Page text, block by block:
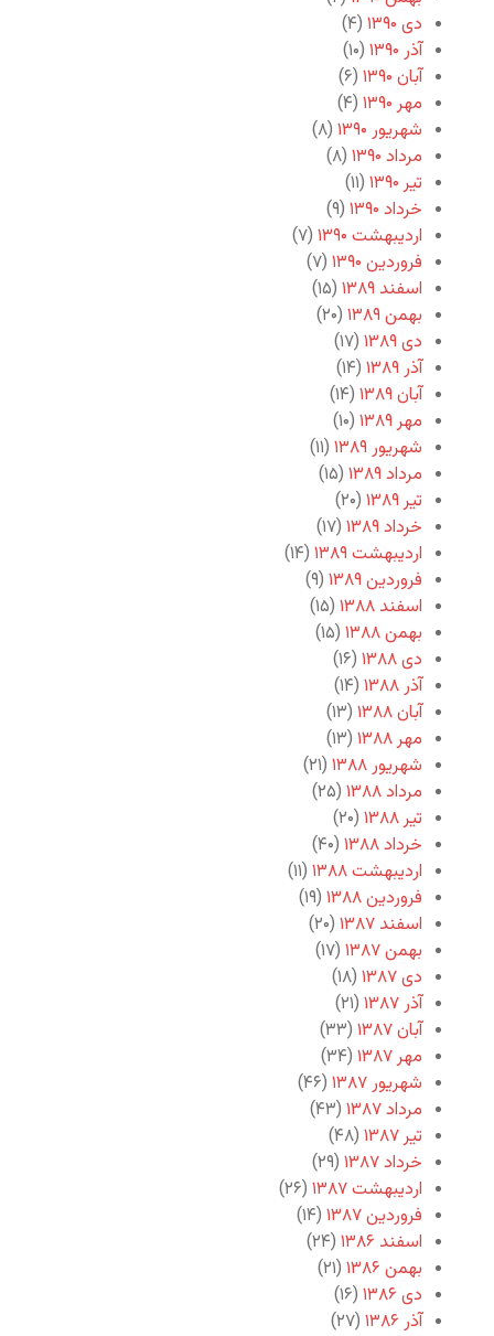
دی ۱۳۹۰
(۴)
آذر ۱۳۹۰
(۱۰)
آبان ۱۳۹۰
(۶)
مهر ۱۳۹۰
(۴)
شهریور ۱۳۹۰
(۸)
مرداد ۱۳۹۰
(۸)
تیر ۱۳۹۰
(۱۱)
خرداد ۱۳۹۰
(۹)
اردیبهشت ۱۳۹۰
(۷)
فروردین ۱۳۹۰
(۷)
اسفند ۱۳۸۹
(۱۵)
بهمن ۱۳۸۹
(۲۰)
دی ۱۳۸۹
(۱۷)
آذر ۱۳۸۹
(۱۴)
آبان ۱۳۸۹
(۱۴)
مهر ۱۳۸۹
(۱۰)
شهریور ۱۳۸۹
(۱۱)
مرداد ۱۳۸۹
(۱۵)
تیر ۱۳۸۹
(۲۰)
خرداد ۱۳۸۹
(۱۷)
اردیبهشت ۱۳۸۹
(۱۴)
فروردین ۱۳۸۹
(۹)
اسفند ۱۳۸۸
(۱۵)
بهمن ۱۳۸۸
(۱۵)
دی ۱۳۸۸
(۱۶)
آذر ۱۳۸۸
(۱۴)
آبان ۱۳۸۸
(۱۳)
مهر ۱۳۸۸
(۱۳)
شهریور ۱۳۸۸
(۲۱)
مرداد ۱۳۸۸
(۲۵)
تیر ۱۳۸۸
(۲۰)
خرداد ۱۳۸۸
(۴۰)
اردیبهشت ۱۳۸۸
(۱۱)
فروردین ۱۳۸۸
(۱۹)
اسفند ۱۳۸۷
(۲۰)
بهمن ۱۳۸۷
(۱۷)
دی ۱۳۸۷
(۱۸)
آذر ۱۳۸۷
(۲۱)
آبان ۱۳۸۷
(۳۳)
مهر ۱۳۸۷
(۳۴)
شهریور ۱۳۸۷
(۴۶)
مرداد ۱۳۸۷
(۴۳)
تیر ۱۳۸۷
(۴۸)
خرداد ۱۳۸۷
(۲۹)
اردیبهشت ۱۳۸۷
(۲۶)
فروردین ۱۳۸۷
(۱۴)
اسفند ۱۳۸۶
(۲۴)
بهمن ۱۳۸۶
(۲۱)
دی ۱۳۸۶
(۱۶)
آذر ۱۳۸۶
(۲۷)